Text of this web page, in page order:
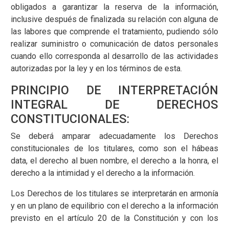
obligados a garantizar la reserva de la información,
inclusive después de finalizada su relación con alguna de
las labores que comprende el tratamiento, pudiendo sólo
realizar suministro o comunicación de datos personales
cuando ello corresponda al desarrollo de las actividades
autorizadas por la ley y en los términos de esta.
PRINCIPIO DE INTERPRETACIÓN
INTEGRAL DE DERECHOS
CONSTITUCIONALES:
Se deberá amparar adecuadamente los Derechos
constitucionales de los titulares, como son el hábeas
data, el derecho al buen nombre, el derecho a la honra, el
derecho a la intimidad y el derecho a la información.
Los Derechos de los titulares se interpretarán en armonía
y en un plano de equilibrio con el derecho a la información
previsto en el artículo 20 de la Constitución y con los